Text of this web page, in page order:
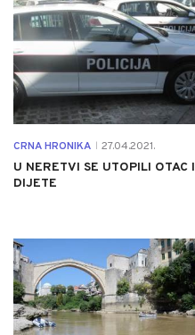
CRNA HRONIKA 27.04.2021.
U NERETVI SE UTOPILI OTAC I
DIJETE